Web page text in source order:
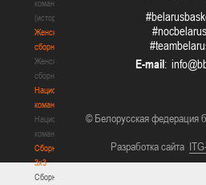
команда
(история)
Женские
сборные
Женские
сборные
Национальная
команда
Национальная
команда
Сборные
3х3
Сборные
#nocbelarus
E-mail:
© Белорусская федерация
Разработка сайта